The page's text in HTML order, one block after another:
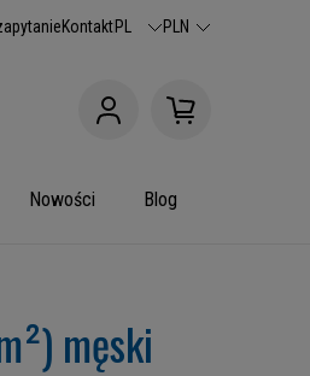
KontaktPL PLN
Nowości Blog
męski